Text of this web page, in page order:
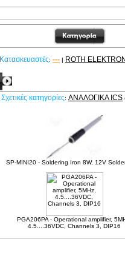
Κατασκευαστές: --- | ROTH
Σχετικές κατηγορίες: ΑΝΑΛΟΓΙΚΆ ICS
SP-MINI20 - Soldering Iron 8W, 12V
PGA206PA - Operational amplifier,
4.5....36VDC, Channels 3, DIP16